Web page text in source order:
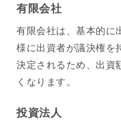
有限会社
有限会社は、基本的に
様に出資者が議決権を
決定されるため、出資
くなります。
投資法人